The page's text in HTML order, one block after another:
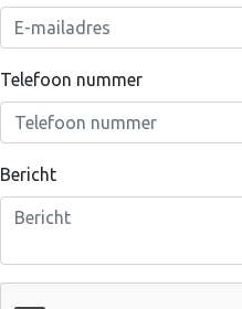
Telefoon nummer
Bericht